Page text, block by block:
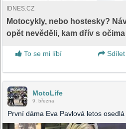
IDNES.CZ
Motocykly, nebo hostesky?
opět nevěděli, kam dřív s očima
To se mi líbí
Sdílet
MotoLife
9. března
První dáma Eva Pavlová letos